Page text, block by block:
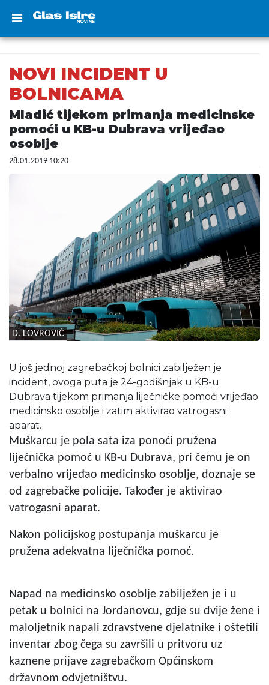
NOVI INCIDENT U
BOLNICAMA
Mladić tijekom primanja medicinske
pomoći u KB-u Dubrava vrijeđao
osoblje
28.01.2019 10:20
D. LOVROVIĆ
U još jednoj zagrebačkoj bolnici zabilježen je
incident, ovoga puta je 24-godišnjak u KB-u
Dubrava tijekom primanja liječničke pomoći vrijeđao
medicinsko osoblje i zatim aktivirao vatrogasni
aparat.
Muškarcu je pola sata iza ponoći pružena
liječnička pomoć u KB-u Dubrava, pri čemu je on
verbalno vrijeđao medicinsko osoblje, doznaje se
od zagrebačke policije. Također je aktivirao
vatrogasni aparat.
Nakon policijskog postupanja muškarcu je
pružena adekvatna liječnička pomoć.
Napad na medicinsko osoblje zabilježen je i u
petak u bolnici na Jordanovcu, gdje su dvije žene i
maloljetnik napali zdravstvene djelatnike i oštetili
inventar zbog čega su završili u pritvoru uz
kaznene prijave zagrebačkom Općinskom
državnom odvjetništvu.